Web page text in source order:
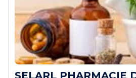
SELARL PHARMACIE